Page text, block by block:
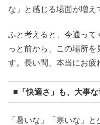
な」と感じる場面が増え
ふと考えると、今通って
っと前から、この場所を
す。長い間、本当にお疲
■「快適さ」も、大事
「暑いな」「寒いな」